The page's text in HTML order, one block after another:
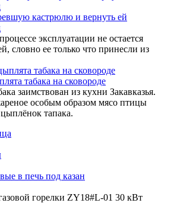
кастрюлю и вернуть ей
эксплуатации не остается
словно ее только что принесли из
табака на сковороде
заимствован из кухни Закавказья.
особым образом мясо птицы
тапака.
в печь под казан
горелки ZY18#L-01 30 кВт